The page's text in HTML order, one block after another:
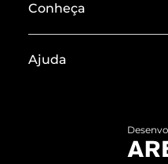
Conheça
Termos de Uso
ZZ MALL é confiável
Ajuda
Devolução do